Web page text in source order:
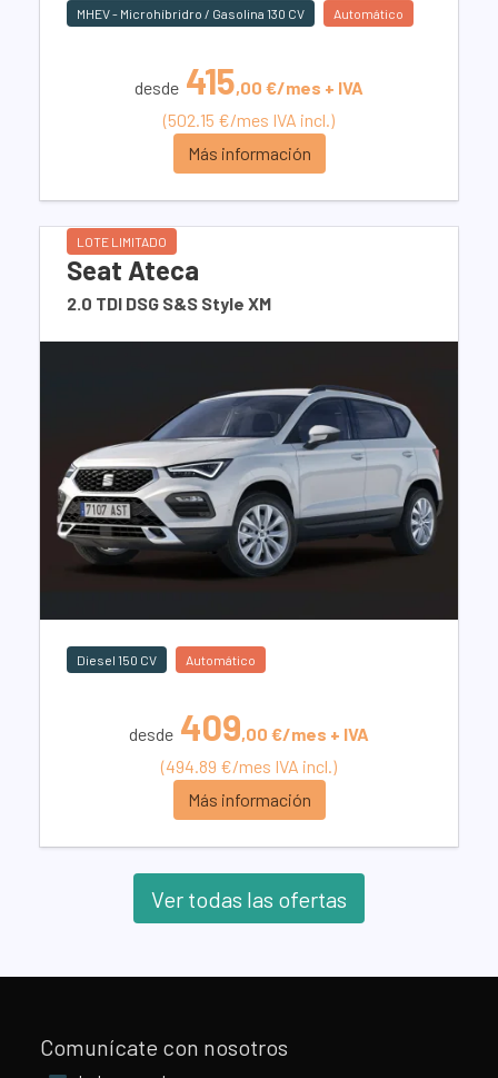
MHEV - Microhíbridro / Gasolina 130 CV Automático
desde 415,00 €/mes + IVA
(502.15 €/mes IVA incl.)
Más información
LOTE LIMITADO
Seat Ateca
2.0 TDI DSG S&S Style XM
Diesel 150 CV Automático
desde 409,00 €/mes + IVA
(494.89 €/mes IVA incl.)
Más información
Ver todas las ofertas
Comunícate con nosotros